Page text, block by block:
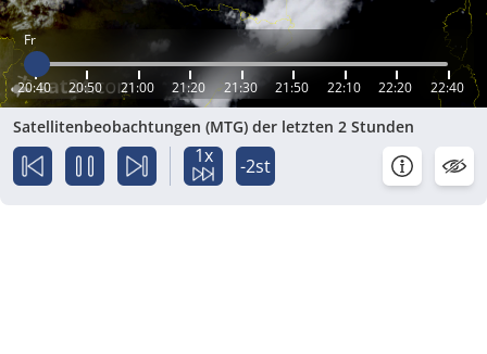
Fr
20:40 20:50 21:00 21:20 21:30 21:50 22:10 22:20 22:40
Satellitenbeobachtungen (MTG) der letzten 2 Stunden
1x -2st